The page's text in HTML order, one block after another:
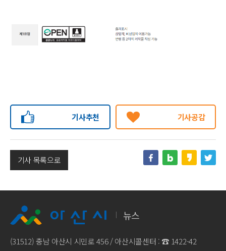
기사추천 기사공감
기사 목록으로
뉴스
(31512) 충남 아산시 시민로 456 / 아산시콜센터 : ☎ 1422-42